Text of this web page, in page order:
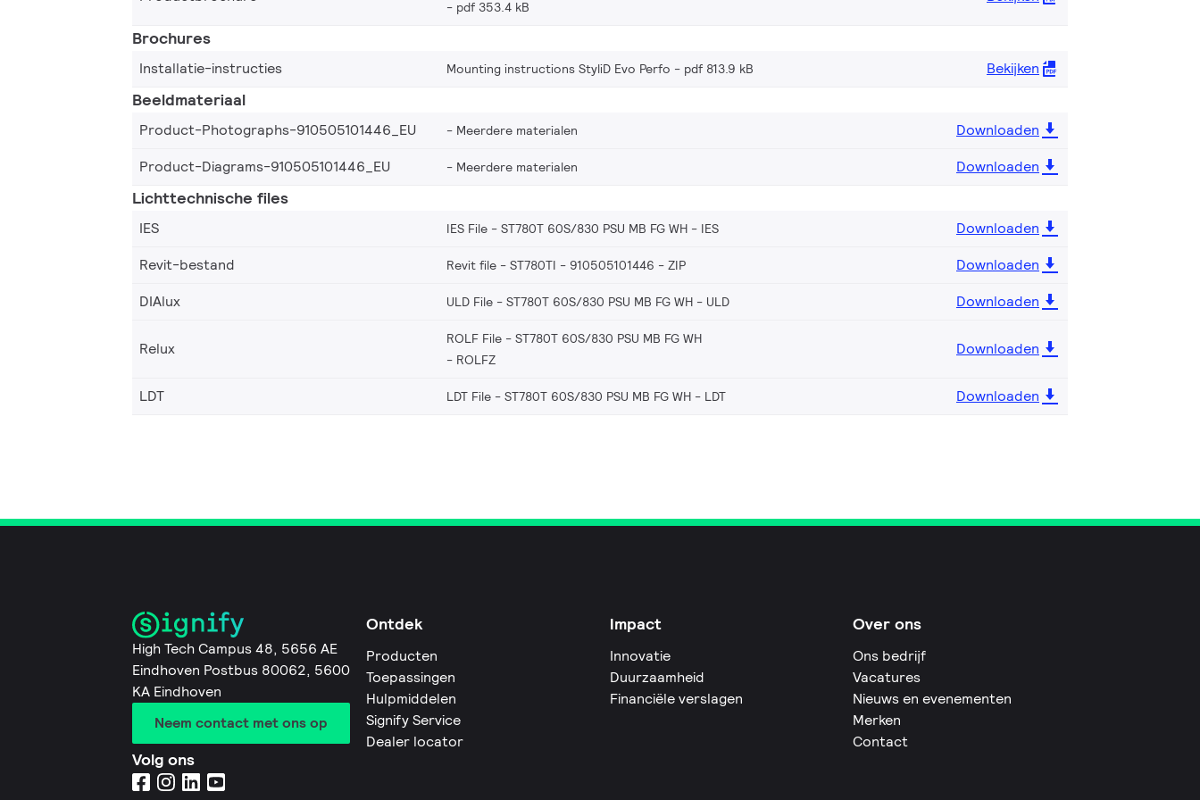
pdf 353.4 kB
Brochures
Installatie-instructies Mounting instructions StyliD Evo Perfo pdf 813.9 kB Bekijken
Beeldmateriaal
Product-Photographs-910505101446_EU Meerdere materialen
Downloaden
Product-Diagrams-910505101446_EU
Meerdere materialen Downloaden
Lichttechnische files
IES IES File - ST780T 60S/830 PSU MB FG WH IES
Downloaden
Revit-bestand
Revit file - ST780TI - 910505101446 ZIP
Downloaden
DIAlux
ULD File - ST780T 60S/830 PSU MB FG WH ULD Downloaden
Relux
ROLF File - ST780T 60S/830 PSU MB FG WH
ROLFZ
Downloaden
LDT LDT File - ST780T 60S/830 PSU MB FG WH LDT Downloaden
High Tech Campus 48, 5656 AE
Eindhoven Postbus 80062, 5600
KA Eindhoven
Neem contact met ons op
Volg ons
Ontdek
Producten
Toepassingen
Hulpmiddelen
Signify Service
Dealer locator
Impact
Innovatie
Duurzaamheid
Financiële verslagen
Over ons
Ons bedrijf
Vacatures
Nieuws en evenementen
Merken
Contact